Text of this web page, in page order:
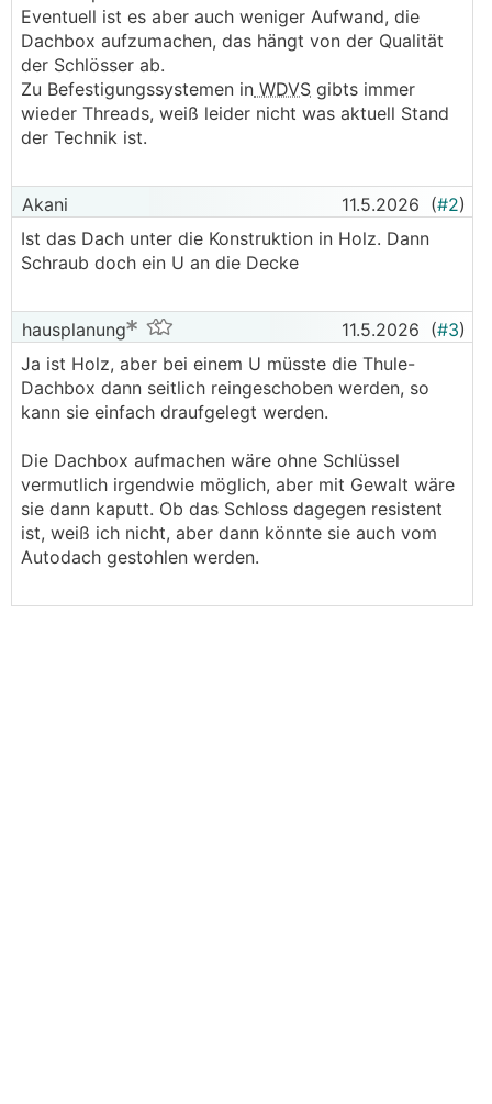
Eventuell ist es aber auch weniger Aufwand, die
Dachbox aufzumachen, das hängt von der Qualität
der Schlösser ab.
Zu Befestigungssystemen in WDVS gibts immer
wieder Threads, weiß leider nicht was aktuell Stand
der Technik ist.
Akani 11.5.2026 (#2)
Ist das Dach unter die Konstruktion in Holz. Dann
Schraub doch ein U an die Decke
hausplanung 11.5.2026 (#3)
Ja ist Holz, aber bei einem U müsste die Thule-
Dachbox dann seitlich reingeschoben werden, so
kann sie einfach draufgelegt werden.
Die Dachbox aufmachen wäre ohne Schlüssel
vermutlich irgendwie möglich, aber mit Gewalt wäre
sie dann kaputt. Ob das Schloss dagegen resistent
ist, weiß ich nicht, aber dann könnte sie auch vom
Autodach gestohlen werden.